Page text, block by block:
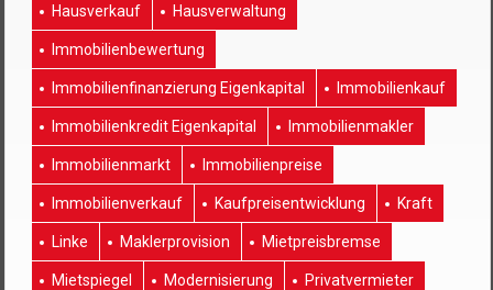
Hausverkauf Hausverwaltung
Immobilienbewertung
Immobilienfinanzierung Eigenkapital Immobilienkauf
Immobilienkredit Eigenkapital Immobilienmakler
Immobilienmarkt Immobilienpreise
Immobilienverkauf Kaufpreisentwicklung Kraft
Linke Maklerprovision Mietpreisbremse
Mietspiegel Modernisierung Privatvermieter